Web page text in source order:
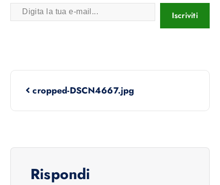
Iscriviti
cropped-DSCN4667.jpg
Rispondi